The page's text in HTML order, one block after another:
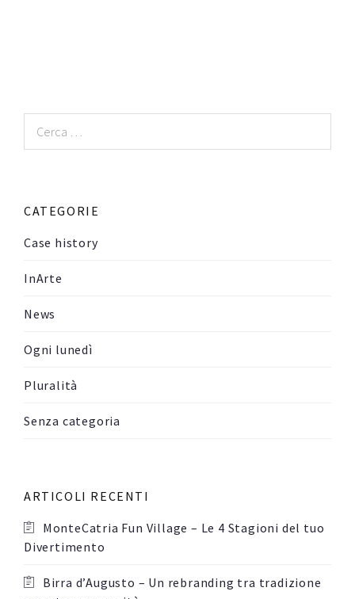
per:
CATEGORIE
Case history
InArte
News
Ogni lunedì
Pluralità
Senza categoria
ARTICOLI RECENTI
MonteCatria Fun Village – Le 4 Stagioni del tuo
Divertimento
Birra d’Augusto – Un rebranding tra tradizione